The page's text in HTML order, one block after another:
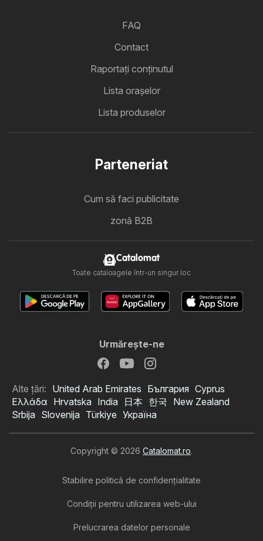
FAQ
Contact
Raportați conținutul
Lista oraşelor
Lista produselor
Parteneriat
Cum să faci publicitate
zonă B2B
Catalomat
Toate cataloagele într-un singur loc
Urmăreşte-ne
Alte țări: United Arab Emirates България Cyprus
Ελλάδα Hrvatska India 日本 한국 New Zealand
Srbija Slovenija Türkiye Україна
Copyright © 2026 Catalomat.ro.
Stabilire politică de confidenţialitate
Condiţii pentru utilizarea web-ului
Prelucrarea datelor personale